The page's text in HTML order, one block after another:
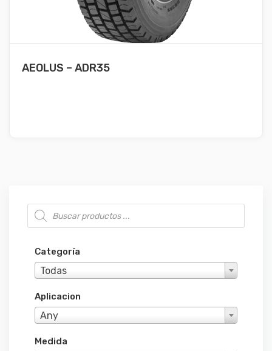
Búsqueda de productos
Categoría
Todas
Aplicacion
Any
Medida
AEOLUS – ADR35